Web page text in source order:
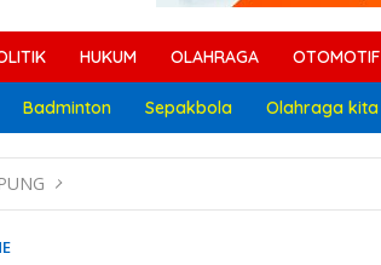
HUKUM OLAHRAGA OTOMOTIF
Badminton Sepakbola Olahraga kita